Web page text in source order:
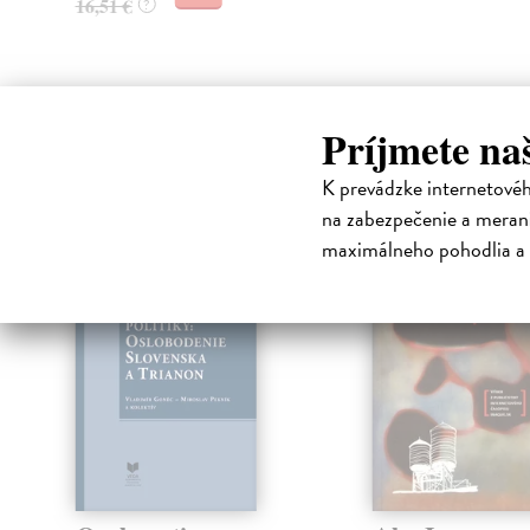
Príjmete
K prevádzke
na zabezpečenie a
maximálneho pohodlia
?